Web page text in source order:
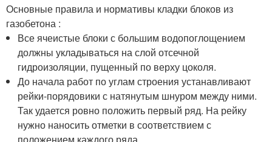
Основные правила и нормативы кладки блоков из
газобетона :
Все ячеистые блоки с большим водопоглощением
должны укладываться на слой отсечной
гидроизоляции, пущенный по верху цоколя.
До начала работ по углам строения устанавливают
рейки-порядовики с натянутым шнуром между ними.
Так удается ровно положить первый ряд. На рейку
нужно наносить отметки в соответствием с